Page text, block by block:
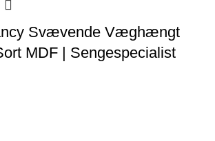
Svævende Væghængt
MDF | Sengespecialist